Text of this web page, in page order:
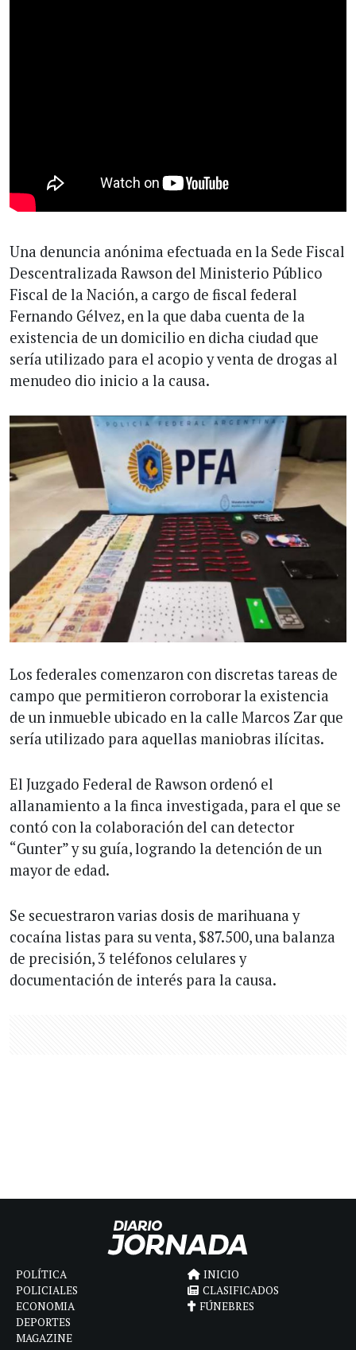
Una denuncia anónima efectuada en la Sede Fiscal
Descentralizada Rawson del Ministerio Público
Fiscal de la Nación, a cargo de fiscal federal
Fernando Gélvez, en la que daba cuenta de la
existencia de un domicilio en dicha ciudad que
sería utilizado para el acopio y venta de drogas al
menudeo dio inicio a la causa.
Los federales comenzaron con discretas tareas de
campo que permitieron corroborar la existencia
de un inmueble ubicado en la calle Marcos Zar que
sería utilizado para aquellas maniobras ilícitas.
El Juzgado Federal de Rawson ordenó el
allanamiento a la finca investigada, para el que se
contó con la colaboración del can detector
“Gunter” y su guía, logrando la detención de un
mayor de edad.
Se secuestraron varias dosis de marihuana y
cocaína listas para su venta, $87.500, una balanza
de precisión, 3 teléfonos celulares y
documentación de interés para la causa.
POLÍTICA
POLICIALES
ECONOMIA
DEPORTES
MAGAZINE
INICIO
CLASIFICADOS
FÚNEBRES